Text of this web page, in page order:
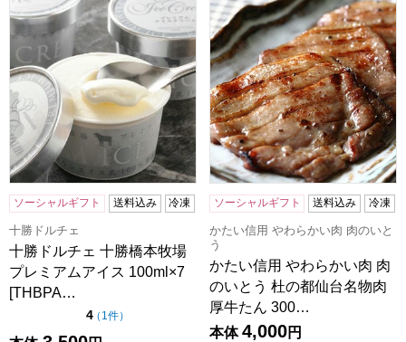
十勝ドルチェ 十勝橋本牧場プレミアムアイス
ソーシャルギフト 送料込み 冷凍
十勝ドルチェ
十勝ドルチェ 十勝橋本牧場
プレミアムアイス 100ml×7
[THBPA…
4点（5点満点中）
（ 1件の評価
）
かたい信用 やわらかい肉 肉
ソーシャルギフト 送料込み 冷凍
かたい信用 やわらかい肉 肉のいと
う
かたい信用 やわらかい肉 肉
のいとう 杜の都仙台名物肉
厚牛たん 300…
本体 4,000円